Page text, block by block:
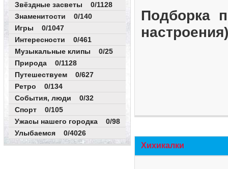
Звёздные засветы 0/1128
Знаменитости 0/140
Игры 0/1047
Интересности 0/461
Музыкальные клипы 0/25
Природа 0/1128
Путешествуем 0/627
Ретро 0/134
События, люди 0/32
Спорт 0/105
Ужасы нашего городка 0/98
Улыбаемся 0/4026
Подборка
Хихикалки